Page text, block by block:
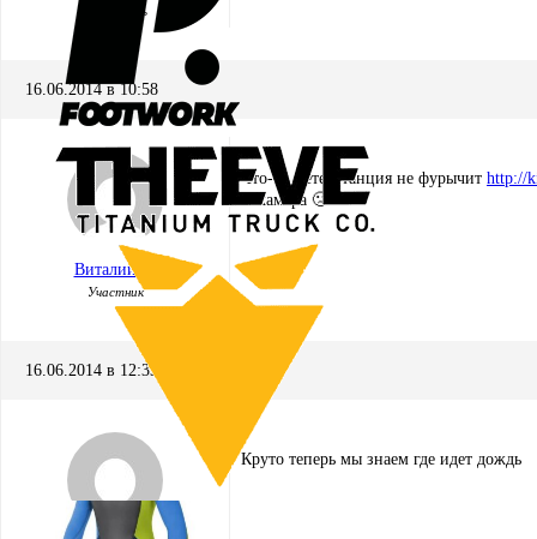
Хранитель
16.06.2014 в 10:58
Виталий_K
Участник
Что-то метеостанция не фурычит http://
И камера 🙁
16.06.2014 в 12:33
Круто теперь мы знаем где идет дождь